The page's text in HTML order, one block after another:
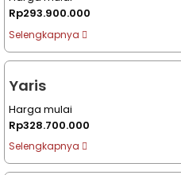
Rp293.900.000
Selengkapnya
Yaris
Harga mulai
Rp328.700.000
Selengkapnya